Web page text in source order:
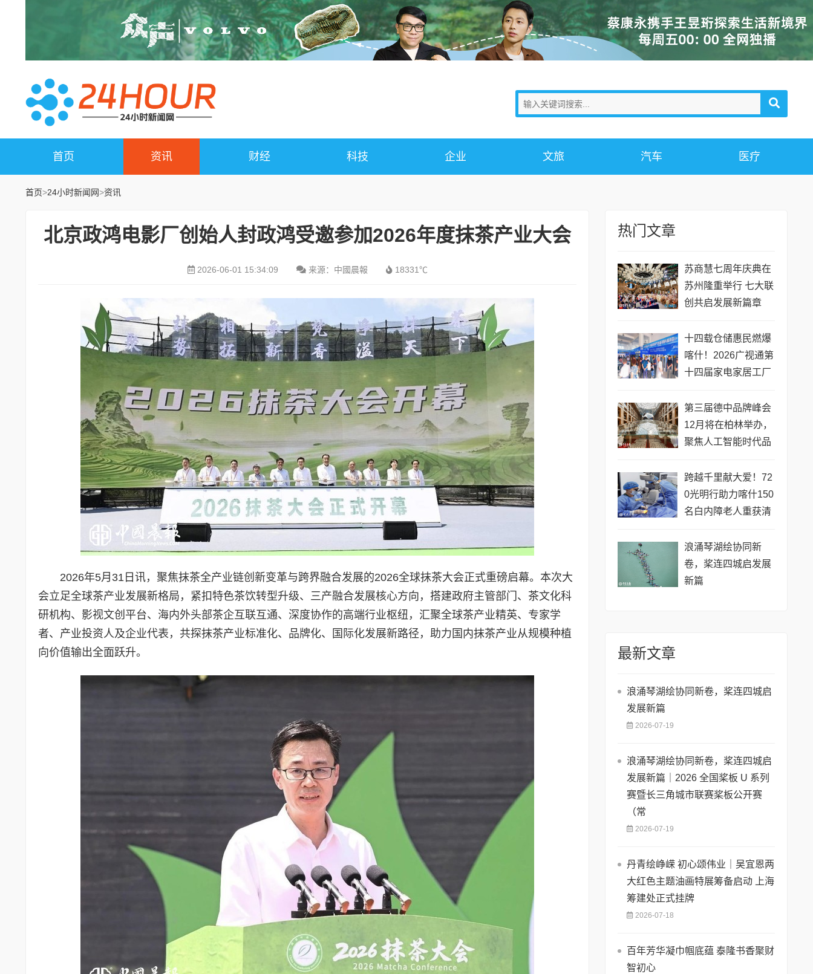
首页 资讯 财经 科技 企业 文旅 汽车 医疗
首页>24小时新闻网>资讯
北京政鸿电影厂创始人封政鸿受邀参加2026年度抹茶产业大会
2026-06-01 15:34:09 来源：中國晨報 18331℃
2026年5月31日讯，聚焦抹茶全产业链创新变革与跨界融合发展的2026全球抹茶大会正式重磅启幕。本次大
会立足全球茶产业发展新格局，紧扣特色茶饮转型升级、三产融合发展核心方向，搭建政府主管部门、茶文化科
研机构、影视文创平台、海内外头部茶企互联互通、深度协作的高端行业枢纽，汇聚全球茶产业精英、专家学
者、产业投资人及企业代表，共探抹茶产业标准化、品牌化、国际化发展新路径，助力国内抹茶产业从规模种植
向价值输出全面跃升。
热门文章
苏商慧七周年庆典在
苏州隆重举行 七大联
创共启发展新篇章
十四载仓储惠民燃爆
喀什！2026广视通第
十四届家电家居工厂
第三届德中品牌峰会
12月将在柏林举办，
聚焦人工智能时代品
跨越千里献大爱！72
0光明行助力喀什150
名白内障老人重获清
浪涌琴湖绘协同新
卷，桨连四城启发展
新篇
最新文章
浪涌琴湖绘协同新卷，桨连四城启
发展新篇
2026-07-19
浪涌琴湖绘协同新卷，桨连四城启
发展新篇｜2026 全国桨板 U 系列
赛暨长三角城市联赛桨板公开赛
（常
2026-07-19
丹青绘峥嵘 初心颂伟业｜吴宜恩两
大红色主题油画特展筹备启动 上海
筹建处正式挂牌
2026-07-18
百年芳华凝巾帼底蕴 泰隆书香聚财
智初心